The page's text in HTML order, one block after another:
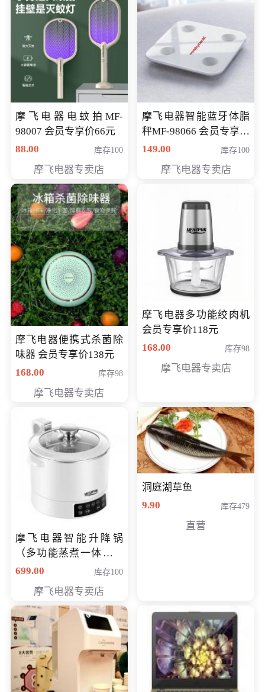
摩飞电器电蚊拍MF-
98007 会员专享价66元
88.00
库存100
摩飞电器专卖店
摩飞电器智能蓝牙体脂
秤MF-98066 会员专享价
98元
149.00 库存100
摩飞电器专卖店
摩飞电器便携式杀菌除
味器 会员专享价138元
168.00
库存98
摩飞电器专卖店
摩飞电器多功能绞肉机
会员专享价118元
168.00
库存98
摩飞电器专卖店
摩飞电器智能升降锅
（多功能蒸煮一体锅）
（智能升降养生锅） 会
699.00 库存100
摩飞电器专卖店
洞庭湖草鱼
9.90
库存479
直营